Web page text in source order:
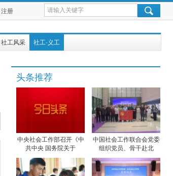
注册
社工风采 社工·义工
头条推荐
中央社会工作部召开《中
共中央 国务院关于
中国社会工作联合会党委
组织党员、骨干赴北